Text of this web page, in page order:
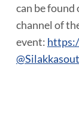
can be found
channel of
event: